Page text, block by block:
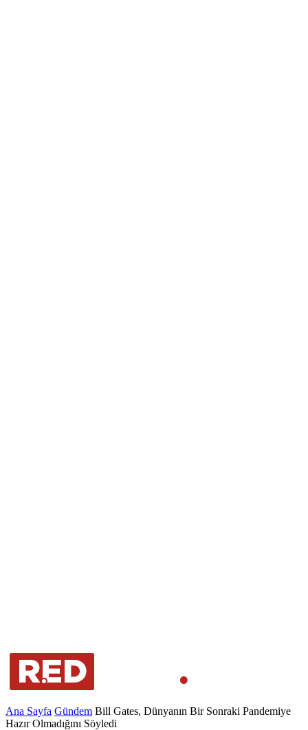
Ana Sayfa Gündem Bill Gates, Dünyanın Bir Sonraki Pandemiye
Hazır Olmadığını Söyledi